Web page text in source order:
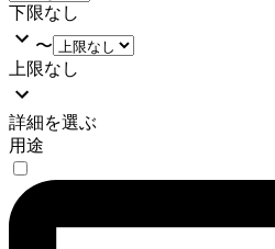
下限なし
〜
上限なし
詳細を選ぶ
用途